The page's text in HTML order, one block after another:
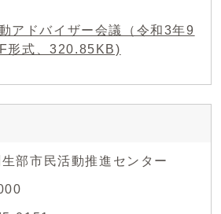
アドバイザー会議（令和3年9
形式、320.85KB)
部市民活動推進センター